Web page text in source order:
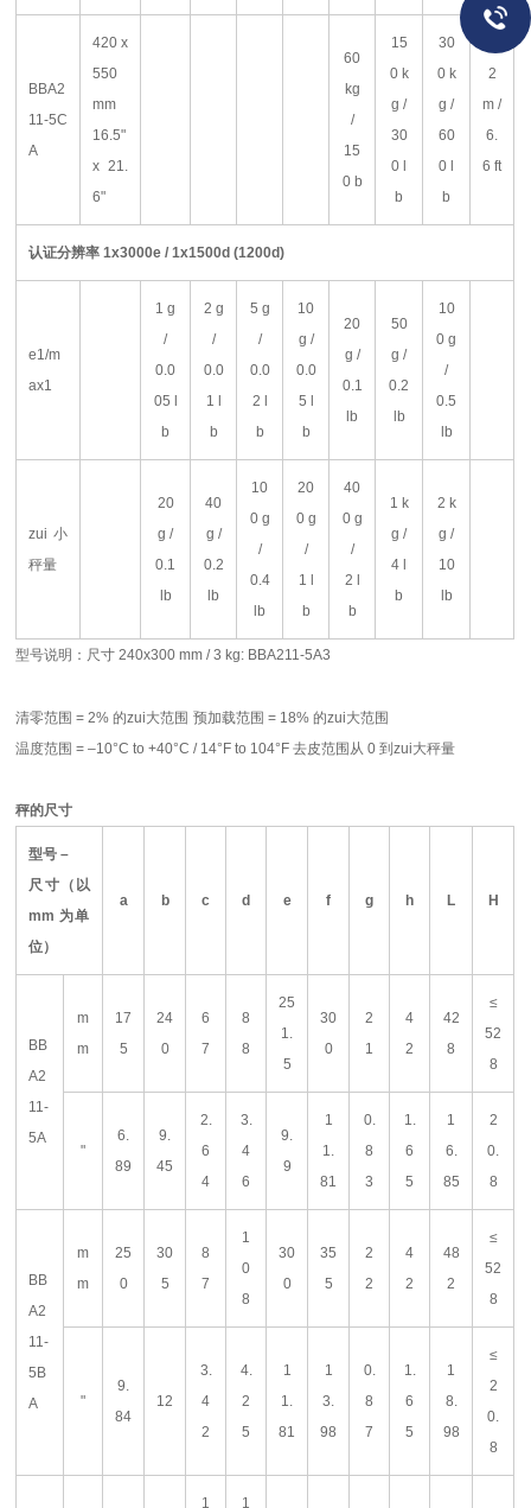
BBA2
11-5C
A
420 x
550
mm
16.5"
x 21.
6"
60
kg
/
15
0 b
15
0 k
g /
30
0 l
b
30
0 k
g /
60
0 l
b
2
m /
6.
6 ft
认证分辨率 1x3000e / 1x1500d (1200d)
e1/m
ax1
1 g
/
0.0
05 l
b
2 g
/
0.0
1 l
b
5 g
/
0.0
2 l
b
10
g /
0.0
5 l
b
20
g /
0.1
lb
50
g /
0.2
lb
10
0 g
/
0.5
lb
zui小
秤量
20
g /
0.1
lb
40
g /
0.2
lb
10
0 g
/
0.4
lb
20
0 g
/
1 l
b
40
0 g
/
2 l
b
1 k
g /
4 l
b
2 k
g /
10
lb
型号说明：尺寸 240x300 mm / 3 kg: BBA211-5A3
清零范围 = 2%的zui大范围 预加载范围 = 18%的zui大范围
温度范围 = –10°C to +40°C / 14°F to 104°F去皮范围从 0到zui大秤量
秤的尺寸
型号 –
尺寸（以
mm 为单
位）
a b c d e f g h L H
BB
A2
11-
5A
m
m
17
5
24
0
6
7
8
8
25
1.
5
30
0
2
1
4
2
42
8
≤
52
8
"
6.
89
9.
45
2.
6
4
3.
4
6
9.
9
1
1.
81
0.
8
3
1.
6
5
1
6.
85
2
0.
8
BB
A2
11-
5B
A
m
m
25
0
30
5
8
7
1
0
8
30
0
35
5
2
2
4
2
48
2
≤
52
8
"
9.
84
12
3.
4
2
4.
2
5
1
1.
81
1
3.
98
0.
8
7
1.
6
5
1
8.
98
≤
2
0.
8
1
1